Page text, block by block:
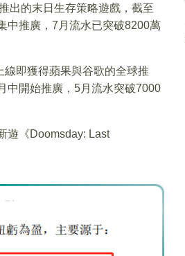
出的末日生存策略遊戲，截至
中推廣，7月流水已突破8200萬
線即獲得蘋果與谷歌的全球推
中開始推廣，5月流水突破7000
遊《Doomsday: Last